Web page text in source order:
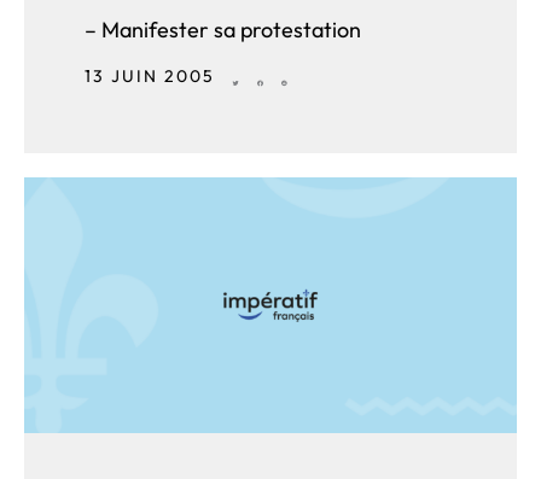
– Manifester sa protestation
13 JUIN 2005